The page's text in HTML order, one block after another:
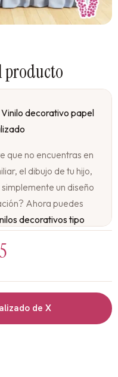
Vinilo decorativo papel
que no encuentras en
el dibujo de tu hijo,
un diseño
Ahora puedes
decorativos tipo
espectacular,
tu estilo:
de X